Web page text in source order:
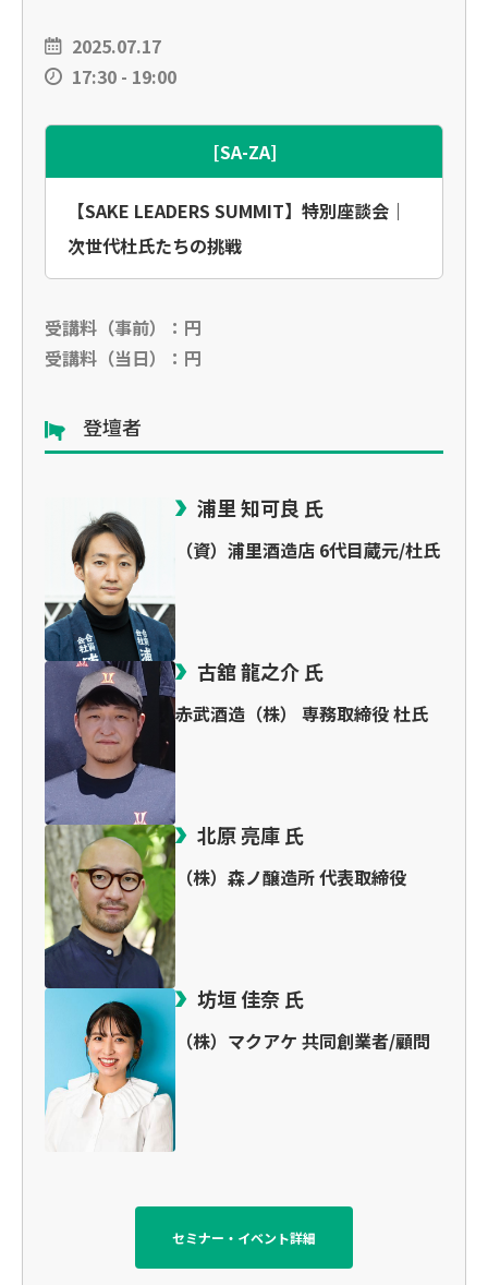
2025.07.17
17:30 - 19:00
[SA-ZA]
【SAKE LEADERS SUMMIT】特別座談会｜
次世代杜氏たちの挑戦
受講料（事前）：円
受講料（当日）：円
登壇者
浦里 知可良 氏
（資）浦里酒造店 6代目蔵元/杜氏
古舘 龍之介 氏
赤武酒造（株） 専務取締役 杜氏
北原 亮庫 氏
（株）森ノ醸造所 代表取締役
坊垣 佳奈 氏
（株）マクアケ 共同創業者/顧問
セミナー・イベント詳細